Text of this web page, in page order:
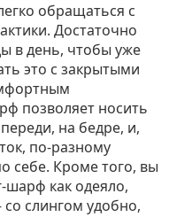
обращаться с
Достаточно
в день, чтобы уже
это с закрытыми
позволяет носить
на бедре, и,
по-разному
себе. Кроме того, вы
шарф как одеяло,
слингом удобно,